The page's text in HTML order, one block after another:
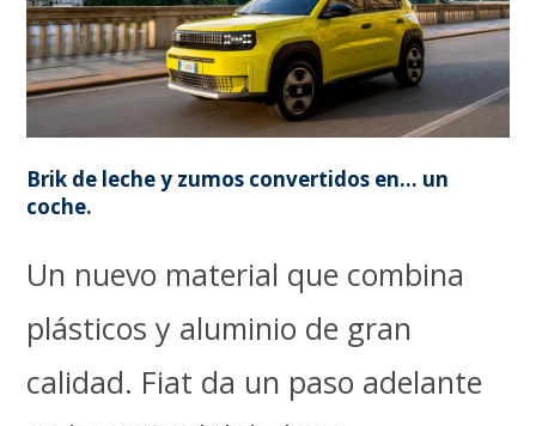
Brik de leche y zumos convertidos en… un
coche.
Un nuevo material que combina
plásticos y aluminio de gran
calidad. Fiat da un paso adelante